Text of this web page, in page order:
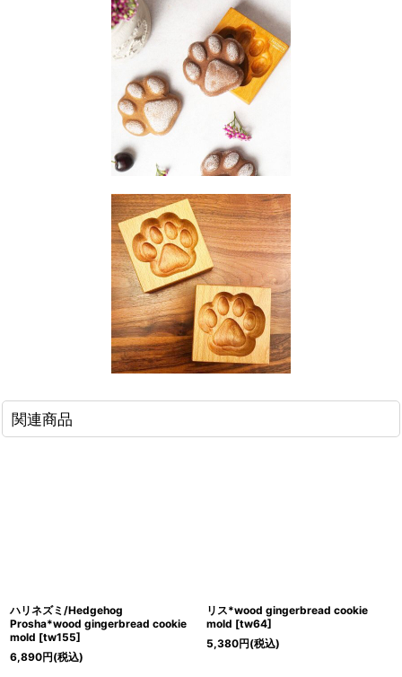
関連商品
ハリネズミ/Hedgehog
Prosha*wood gingerbread cookie
mold [tw155]
6,890円(税込)
リス*wood gingerbread cookie
mold [tw64]
5,380円(税込)